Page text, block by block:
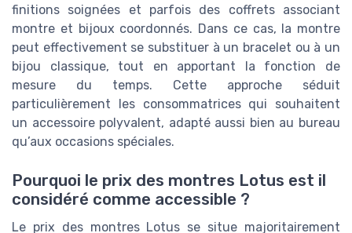
finitions soignées et parfois des coffrets associant
montre et bijoux coordonnés. Dans ce cas, la montre
peut effectivement se substituer à un bracelet ou à un
bijou classique, tout en apportant la fonction de
mesure du temps. Cette approche séduit
particulièrement les consommatrices qui souhaitent
un accessoire polyvalent, adapté aussi bien au bureau
qu’aux occasions spéciales.
Pourquoi le prix des montres Lotus est il
considéré comme accessible ?
Le prix des montres Lotus se situe majoritairement